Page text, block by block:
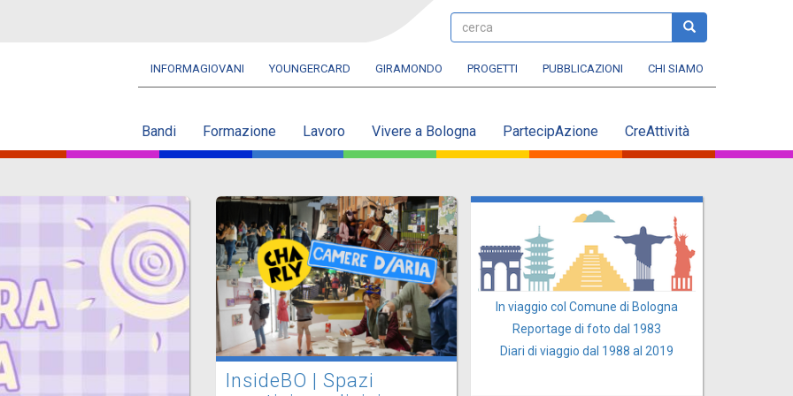
cerca cerca
Navbar
INFORMAGIOVANI YOUNGERCARD GIRAMONDO PROGETTI PUBBLICAZIONI CHI SIAMO
Bandi Formazione Lavoro Vivere a Bologna PartecipAzione CreAttività
InsideBO | Spazi
In viaggio col Comune di Bologna
Reportage di foto dal 1983
Diari di viaggio dal 1988 al 2019